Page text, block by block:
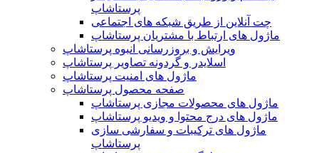
پرستاشاپ
چت آنلاین از طریق شبکه های اجتماعی
ماژول های ارتباط با مشتریان پرستاشاپ
ویرایش و بروزرسانی انبوه پرستاشاپ
اسلایدر و گردونه تصاویر پرستاشاپ
ماژول های امنیت پرستاشاپ
صفحه محصول پرستاشاپ
ماژول های محصولات مجازی پرستاشاپ
ماژول های درج محتوا و ویدیو پرستاشاپ
ماژول های ترکیبات و سفارشی سازی
پرستاشاپ